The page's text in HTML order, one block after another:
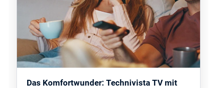
Das Komfortwunder: Technivista TV mit